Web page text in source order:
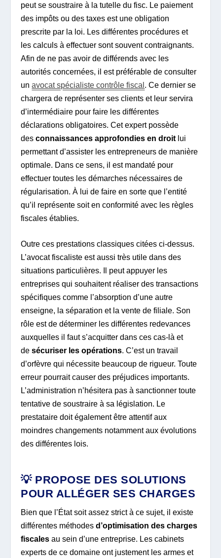
peut se soustraire à la tutelle du fisc. Le paiement
des impôts ou des taxes est une obligation
prescrite par la loi. Les différentes procédures et
les calculs à effectuer sont souvent contraignants.
Afin de ne pas avoir de différends avec les
autorités concernées, il est préférable de consulter
unavocat spécialiste contrôle fiscal . Ce dernier se
chargera de représenter ses clients et leur servira
d’intermédiaire pour faire les différentes
déclarations obligatoires. Cet expert possède
desconnaissances approfondies en droit lui
permettant d’assister les entrepreneurs de manière
optimale. Dans ce sens, il est mandaté pour
effectuer toutes les démarches nécessaires de
régularisation. À lui de faire en sorte que l’entité
qu’il représente soit en conformité avec les règles
fiscales établies.
Outre ces prestations classiques citées ci-dessus.
L’avocat fiscaliste est aussi très utile dans des
situations particulières. Il peut appuyer les
entreprises qui souhaitent réaliser des transactions
spécifiques comme l’absorption d’une autre
enseigne, la séparation et la vente de filiale. Son
rôle est de déterminer les différentes redevances
auxquelles il faut s’acquitter dans ces cas-là et
desécuriser les opérations. C’est un travail
d’orfèvre qui nécessite beaucoup de rigueur. Toute
erreur pourrait causer des préjudices importants.
L’administration n’hésitera pas à sanctionner toute
tentative de soustraire à sa législation. Le
prestataire doit également être attentif aux
moindres changements notamment aux évolutions
des différentes lois.
💡 PROPOSE DES SOLUTIONS
POUR ALLÉGER SES CHARGES
Bien que l’État soit assez strict à ce sujet, il existe
différentes méthodesd’optimisation des charges
fiscales au sein d’une entreprise. Les cabinets
experts de ce domaine ont justement les armes et